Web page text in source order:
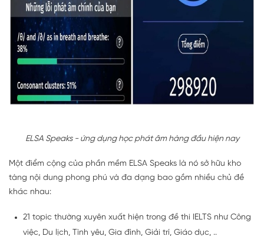
ELSA Speaks - ứng dụng học phát âm hàng đầu hiện nay
Một điểm cộng của phần mềm ELSA Speaks là nó sở hữu kho
tàng nội dung phong phú và đa dạng bao gồm nhiều chủ đề
khác nhau:
21 topic thường xuyên xuất hiện trong đề thi IELTS như Công
việc, Du lịch, Tình yêu, Gia đình, Giải trí, Giáo dục, ..